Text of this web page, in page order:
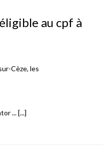
au cpf à
Cèze, les
... [...]